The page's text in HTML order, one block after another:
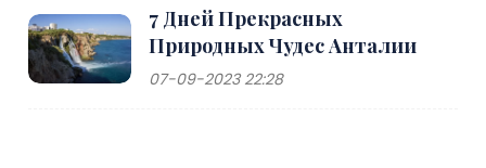
7 Дней Прекрасных
Природных Чудес Анталии
07-09-2023 22:28